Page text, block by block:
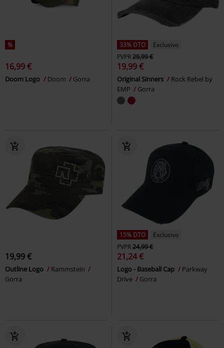
%
16,99 €
Doom Logo Doom Gorra
33% DTO
Exclusivo
PVPR29,99 €
19,99 €
Original Sinners
Rock Rebel by
EMP
Gorra
19,99 €
Outline Logo
Rammstein
Gorra
15% DTO
Exclusivo
PVPR24,99 €
21,24 €
Logo - Baseball Cap
Parkway
Drive
Gorra